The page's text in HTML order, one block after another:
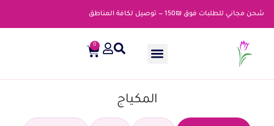
شحن مجاني للطلبات فوق ₪150 — توصيل لكافة المناطق
0
المكياج